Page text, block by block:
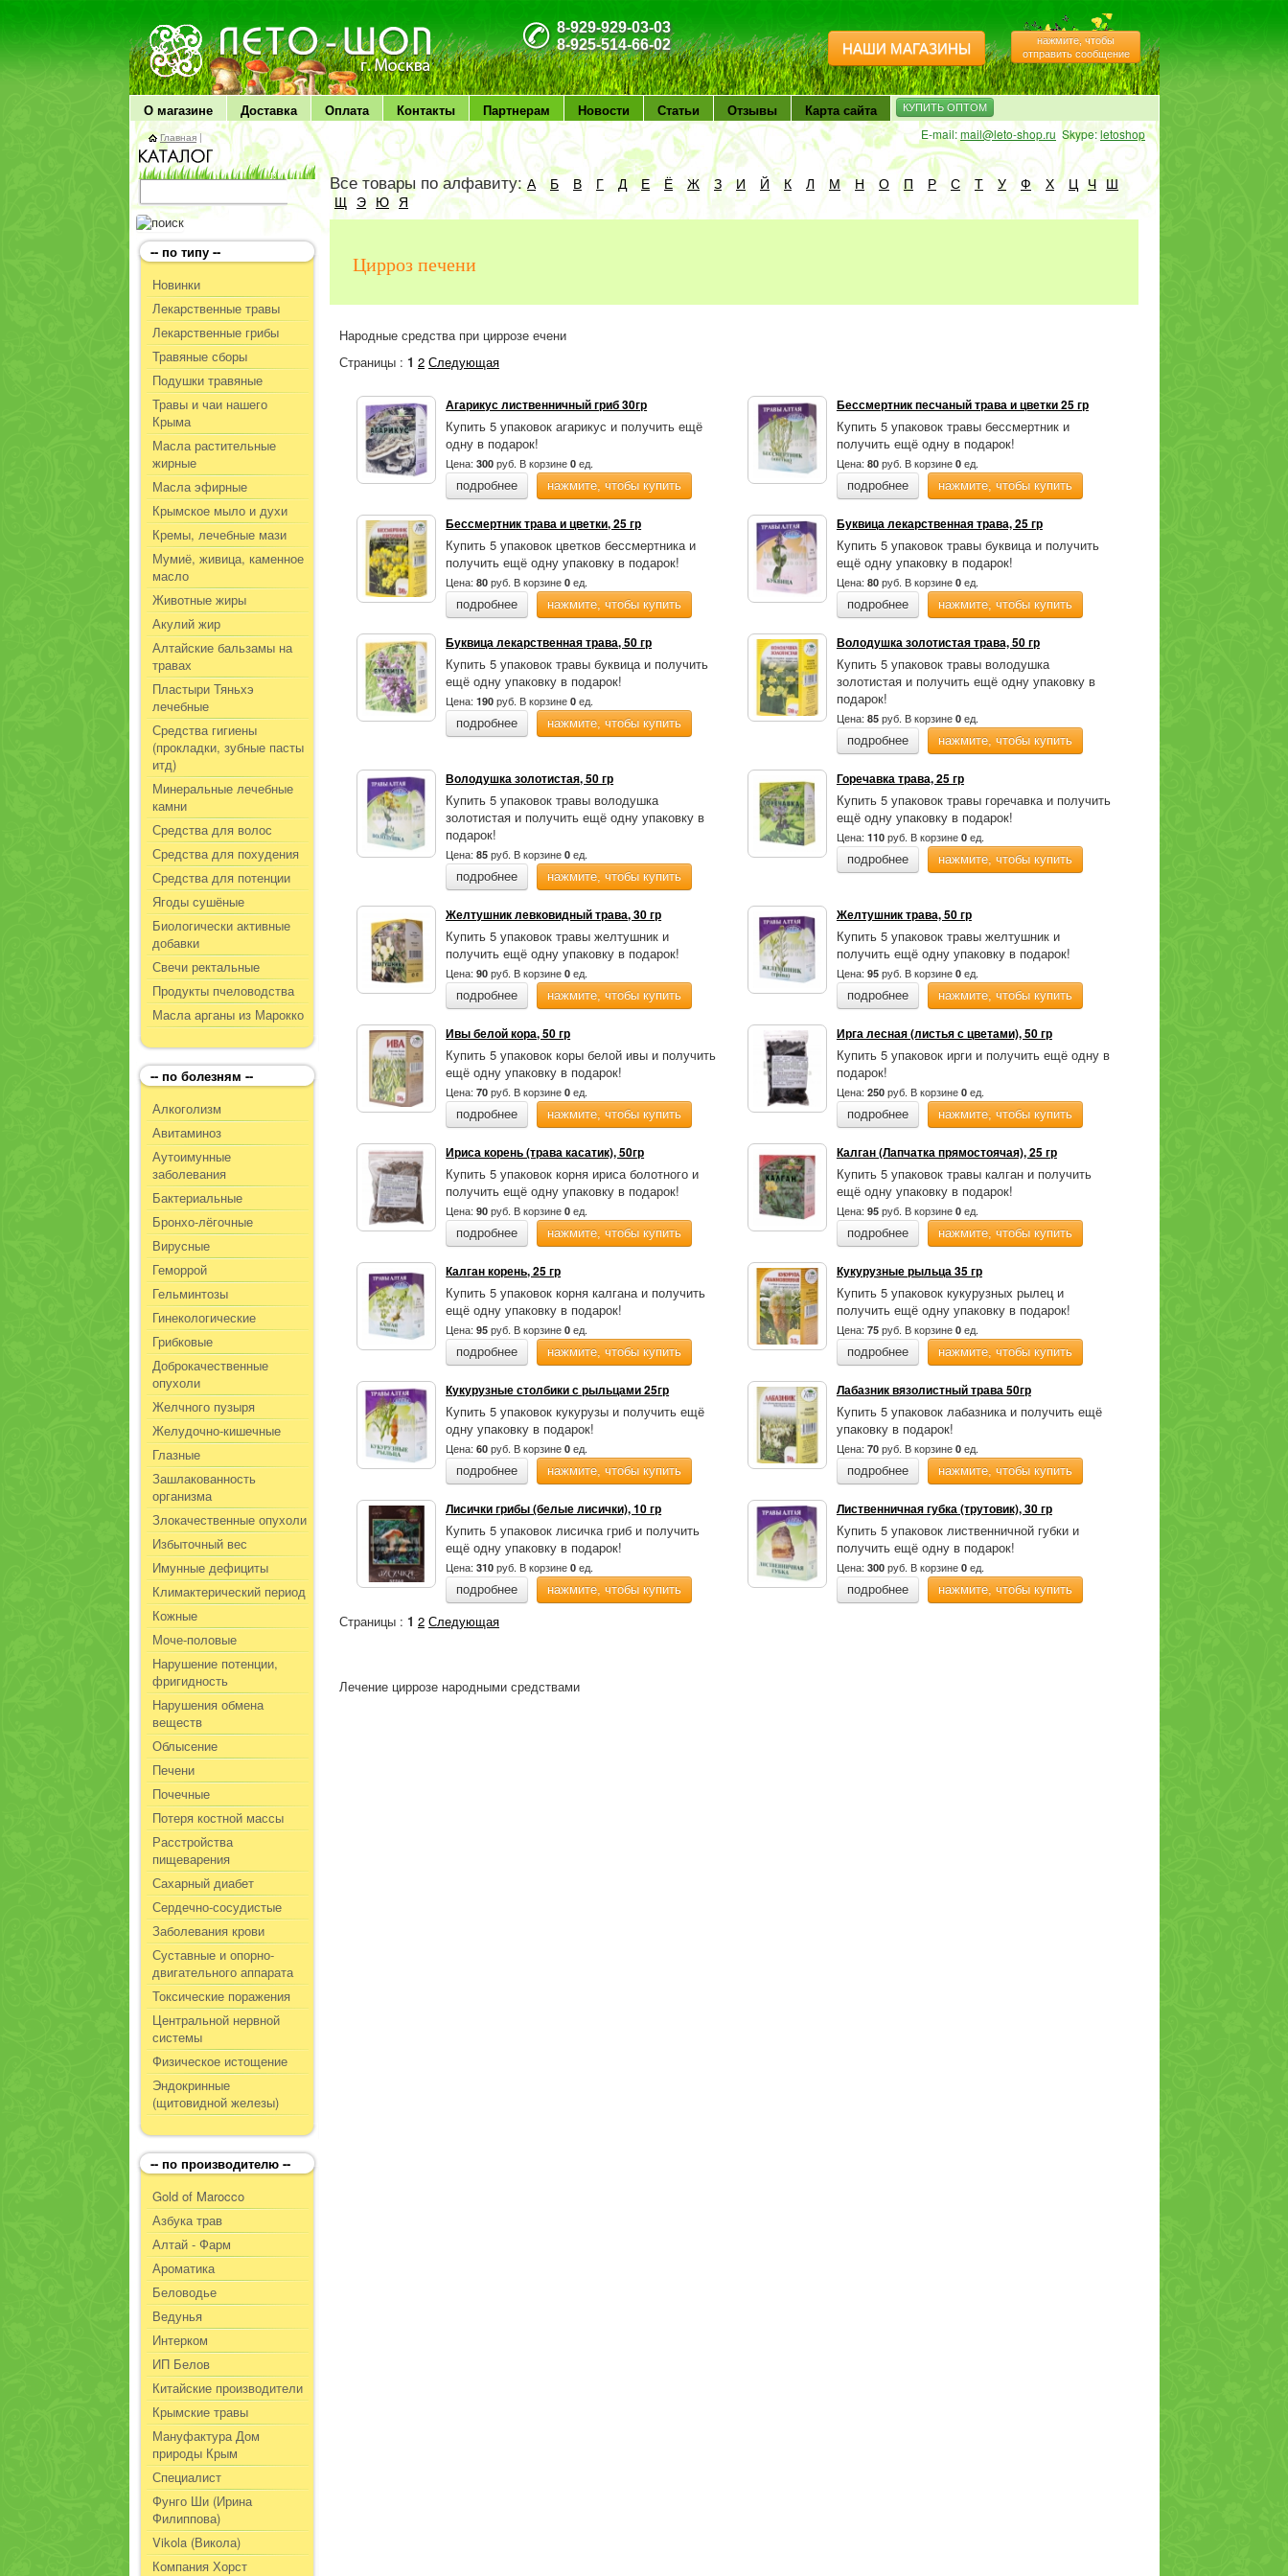
ЛЕТО чудо здоровья
нажмите, чтобы
отправить сообщение
8-929-929-03-03
8-925-514-66-02
НАШИ МАГАЗИНЫ
О магазине Доставка Оплата Контакты Партнерам Новости Статьи Отзывы Карта сайта КУПИТЬ ОПТОМ
E-mail:mail@leto-shop.ru Skype:letoshop
Главная |
-- по типу --
Новинки
Лекарственные травы
Лекарственные грибы
Травяные сборы
Подушки травяные
Травы и чаи нашего
Крыма
Масла растительные
жирные
Масла эфирные
Крымское мыло и духи
Кремы, лечебные мази
Мумиё, живица, каменное
масло
Животные жиры
Акулий жир
Алтайские бальзамы на
травах
Пластыри Тяньхэ
лечебные
Средства гигиены
(прокладки, зубные пасты
итд)
Минеральные лечебные
камни
Средства для волос
Средства для похудения
Средства для потенции
Ягоды сушёные
Биологически активные
добавки
Свечи ректальные
Продукты пчеловодства
Масла арганы из Марокко
-- по болезням --
Алкоголизм
Авитаминоз
Аутоимунные
заболевания
Бактериальные
Бронхо-лёгочные
Вирусные
Геморрой
Гельминтозы
Гинекологические
Грибковые
Доброкачественные
опухоли
Желчного пузыря
Желудочно-кишечные
Глазные
Зашлакованность
организма
Злокачественные опухоли
Избыточный вес
Имунные дефициты
Климактерический период
Кожные
Моче-половые
Нарушение потенции,
фригидность
Нарушения обмена
веществ
Облысение
Печени
Почечные
Потеря костной массы
Расстройства
пищеварения
Сахарный диабет
Сердечно-сосудистые
Заболевания крови
Суставные и опорно-
двигательного аппарата
Токсические поражения
Центральной нервной
системы
Физическое истощение
Эндокринные
(щитовидной железы)
-- по производителю --
Gold of Marocco
Азбука трав
Алтай - Фарм
Ароматика
Беловодье
Ведунья
Интерком
ИП Белов
Китайские производители
Крымские травы
Мануфактура Дом
природы Крым
Специалист
Фунго Ши (Ирина
Филиппова)
Vikola (Викола)
Компания Хорст
Все товары по алфавиту:А Б В Г Д Е Ё Ж З И Й К Л М Н О П Р С Т У Ф Х Ц Ч Ш
Щ Э Ю Я
Цирроз печени
Народные средства при циррозе ечени
Страницы : 1 2 Следующая
Агарикус лиственничный гриб 30гр
Купить 5 упаковок агарикус и получить ещё
одну в подарок!
Цена:300 руб. В корзине0 ед.
подробнее нажмите, чтобы купить
Бессмертник песчаный трава и цветки 25 гр
Купить 5 упаковок травы бессмертник и
получить ещё одну в подарок!
Цена: 80руб. В корзине 0ед.
подробнее нажмите, чтобы купить
Бессмертник трава и цветки, 25 гр
Купить 5 упаковок цветков бессмертника и
получить ещё одну упаковку в подарок!
Цена:80 руб. В корзине0 ед.
подробнее нажмите, чтобы купить
Буквица лекарственная трава, 25 гр
Купить 5 упаковок травы буквица и получить
ещё одну упаковку в подарок!
Цена: 80руб. В корзине 0ед.
подробнее нажмите, чтобы купить
Буквица лекарственная трава, 50 гр
Купить 5 упаковок травы буквица и получить
ещё одну упаковку в подарок!
Цена:190 руб. В корзине0 ед.
подробнее нажмите, чтобы купить
Володушка золотистая трава, 50 гр
Купить 5 упаковок травы володушка
золотистая и получить ещё одну упаковку в
подарок!
Цена: 85руб. В корзине 0ед.
подробнее нажмите, чтобы купить
Володушка золотистая, 50 гр
Купить 5 упаковок травы володушка
золотистая и получить ещё одну упаковку в
подарок!
Цена:85 руб. В корзине0 ед.
подробнее нажмите, чтобы купить
Горечавка трава, 25 гр
Купить 5 упаковок травы горечавка и получить
ещё одну упаковку в подарок!
Цена: 110руб. В корзине 0ед.
подробнее нажмите, чтобы купить
Желтушник левковидный трава, 30 гр
Купить 5 упаковок травы желтушник и
получить ещё одну упаковку в подарок!
Цена:90 руб. В корзине0 ед.
подробнее нажмите, чтобы купить
Желтушник трава, 50 гр
Купить 5 упаковок травы желтушник и
получить ещё одну упаковку в подарок!
Цена: 95руб. В корзине 0ед.
подробнее нажмите, чтобы купить
Ивы белой кора, 50 гр
Купить 5 упаковок коры белой ивы и получить
ещё одну упаковку в подарок!
Цена:70 руб. В корзине0 ед.
подробнее нажмите, чтобы купить
Ирга лесная (листья с цветами), 50 гр
Купить 5 упаковок ирги и получить ещё одну в
подарок!
Цена: 250руб. В корзине 0ед.
подробнее нажмите, чтобы купить
Ириса корень (трава касатик), 50гр
Купить 5 упаковок корня ириса болотного и
получить ещё одну упаковку в подарок!
Цена:90 руб. В корзине0 ед.
подробнее нажмите, чтобы купить
Калган (Лапчатка прямостоячая), 25 гр
Купить 5 упаковок травы калган и получить
ещё одну упаковку в подарок!
Цена: 95руб. В корзине 0ед.
подробнее нажмите, чтобы купить
Калган корень, 25 гр
Купить 5 упаковок корня калгана и получить
ещё одну упаковку в подарок!
Цена:95 руб. В корзине0 ед.
подробнее нажмите, чтобы купить
Кукурузные рыльца 35 гр
Купить 5 упаковок кукурузных рылец и
получить ещё одну упаковку в подарок!
Цена: 75руб. В корзине 0ед.
подробнее нажмите, чтобы купить
Кукурузные столбики с рыльцами 25гр
Купить 5 упаковок кукурузы и получить ещё
одну упаковку в подарок!
Цена:60 руб. В корзине0 ед.
подробнее нажмите, чтобы купить
Лабазник вязолистный трава 50гр
Купить 5 упаковок лабазника и получить ещё
упаковку в подарок!
Цена: 70руб. В корзине 0ед.
подробнее нажмите, чтобы купить
Лисички грибы (белые лисички), 10 гр
Купить 5 упаковок лисичка гриб и получить
ещё одну упаковку в подарок!
Цена:310 руб. В корзине0 ед.
подробнее нажмите, чтобы купить
Лиственничная губка (трутовик), 30 гр
Купить 5 упаковок лиственничной губки и
получить ещё одну в подарок!
Цена: 300руб. В корзине 0ед.
подробнее нажмите, чтобы купить
Страницы : 1 2 Следующая
Лечение циррозе народными средствами